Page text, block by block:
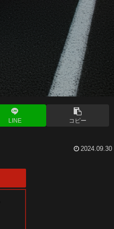
LINE コピー
2024.09.30